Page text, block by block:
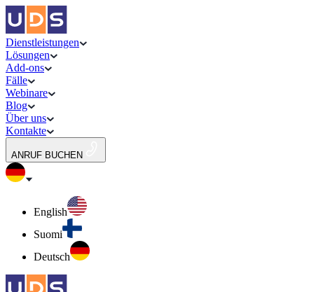
Dienstleistungen
Lösungen
Add-ons
Fälle
Webinare
Blog
Über uns
Kontakte
ANRUF BUCHEN
English
Suomi
Deutsch